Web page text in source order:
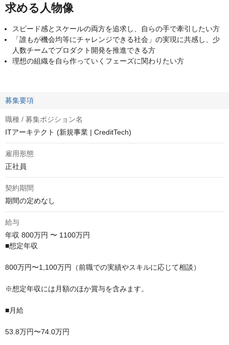
求める人物像
スピード感とスケールの両方を追求し、自らの手で牽引したい方
「誰もが機会均等にチャレンジできる社会」の実現に共感し、少
人数チームでプロダクト開発を推進できる方
理想の組織を自ら作っていくフェーズに関わりたい方
募集要項
職種 / 募集ポジション名
ITアーキテクト (新規事業 | CreditTech)
雇用形態
正社員
契約期間
期間の定めなし
給与
年収 800万円 〜 1100万円
■想定年収
800万円〜1,100万円（前職での実績やスキルに応じて相談）
※想定年収には月額のほか賞与を含みます。
■月給
53.8万円〜74.0万円